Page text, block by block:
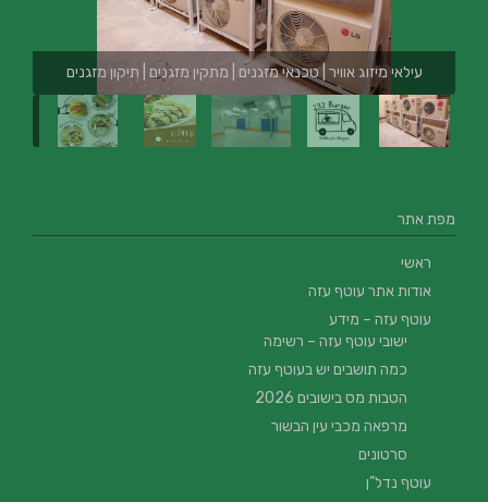
עילאי מיזוג אוויר | טכנאי מזגנים | מתקין מזגנים | תיקון מזגנים
מפת אתר
ראשי
אודות אתר עוטף עזה
עוטף עזה – מידע
ישובי עוטף עזה – רשימה
כמה תושבים יש בעוטף עזה
הטבות מס בישובים 2026
מרפאה מכבי עין הבשור
סרטונים
עוטף נדל”ן